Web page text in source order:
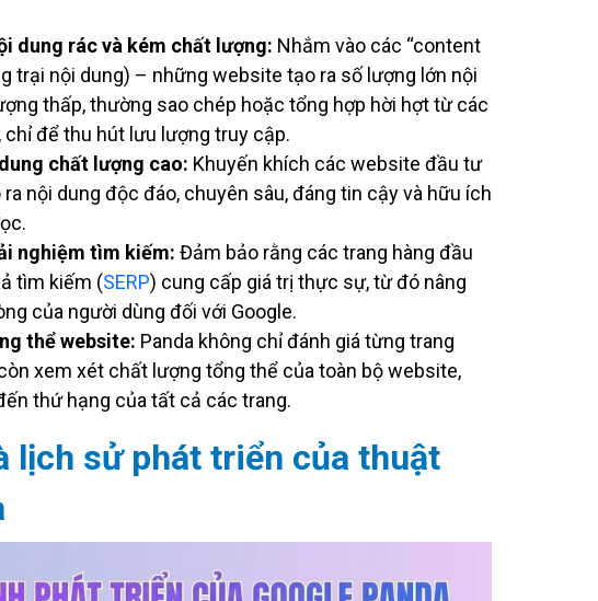
dung rác và kém chất lượng: Nhắm vào các “content
trại nội dung) – những website tạo ra số lượng lớn nội
thấp, thường sao chép hoặc tổng hợp hời hợt từ các
chỉ để thu hút lưu lượng truy cập.
chất lượng cao: Khuyến khích các website đầu tư
nội dung độc đáo, chuyên sâu, đáng tin cậy và hữu ích
nghiệm tìm kiếm: Đảm bảo rằng các trang hàng đầu
tìm kiếm (SERP) cung cấp giá trị thực sự, từ đó nâng
của người dùng đối với Google.
thể website: Panda không chỉ đánh giá từng trang
xem xét chất lượng tổng thể của toàn bộ website,
thứ hạng của tất cả các trang.
lịch sử phát triển của thuật